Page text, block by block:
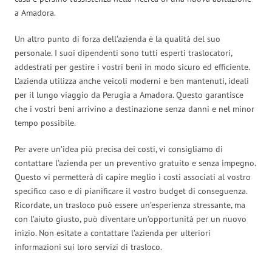
a Amadora.
Un altro punto di forza dell’azienda è la qualità del suo
personale. I suoi dipendenti sono tutti esperti traslocatori,
addestrati per gestire i vostri beni in modo sicuro ed efficiente.
L’azienda utilizza anche veicoli moderni e ben mantenuti, ideali
per il lungo viaggio da Perugia a Amadora. Questo garantisce
che i vostri beni arrivino a destinazione senza danni e nel minor
tempo possibile.
Per avere un’idea più precisa dei costi, vi consigliamo di
contattare l’azienda per un preventivo gratuito e senza impegno.
Questo vi permetterà di capire meglio i costi associati al vostro
specifico caso e di pianificare il vostro budget di conseguenza.
Ricordate, un trasloco può essere un’esperienza stressante, ma
con l’aiuto giusto, può diventare un’opportunità per un nuovo
inizio. Non esitate a contattare l’azienda per ulteriori
informazioni sui loro servizi di trasloco.